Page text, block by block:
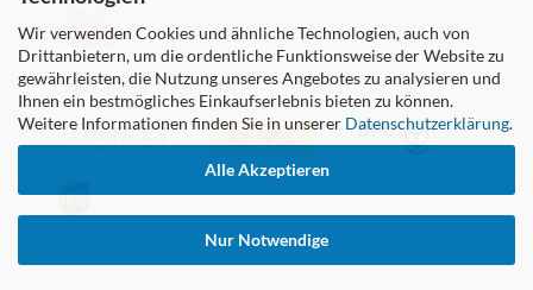
Wir verwenden Cookies und ähnliche Technologien, auch von
Drittanbietern, um die ordentliche Funktionsweise der Website zu
gewährleisten, die Nutzung unseres Angebotes zu analysieren und
Ihnen ein bestmögliches Einkaufserlebnis bieten zu können.
Weitere Informationen finden Sie in unserer Datenschutzerklärung.
Alle Akzeptieren
Nur Notwendige
WIR VERSENDEN MIT